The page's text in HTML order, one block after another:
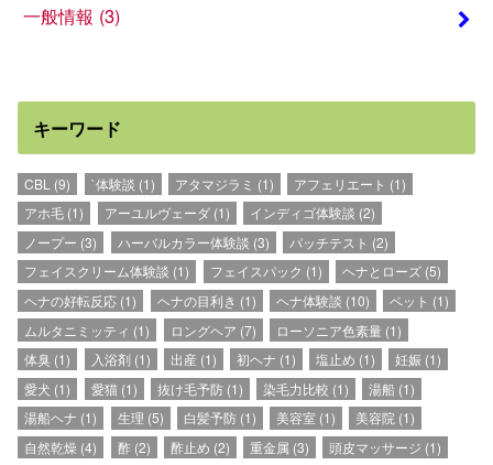
一般情報 (3)
キーワード
CBL (9) `体験談 (1) アタマジラミ (1) アフェリエート (1)
アホ毛 (1) アーユルヴェーダ(1) インディゴ体験談 (2)
ノープー (3) ハーバルカラー体験談 (3) パッチテスト (2)
フェイスクリーム体験談 (1) フェイスパック (1) ヘナとローズ(5)
ヘナの好転反応 (1) ヘナの目利き (1) ヘナ体験談 (10) ペット (1)
ムルタニミッティ (1) ロングヘア (7) ローソニア色素量(1)
体臭 (1) 入浴剤(1) 出産(1) 初ヘナ (1) 塩止め (1) 妊娠 (1)
愛犬 (1) 愛猫(1) 抜け毛予防(1) 染毛力比較 (1) 湯船 (1)
湯船ヘナ (1) 生理 (5) 白髪予防(1) 美容室 (1) 美容院 (1)
自然乾燥 (4) 酢(2) 酢止め (2) 重金属 (3) 頭皮マッサージ (1)